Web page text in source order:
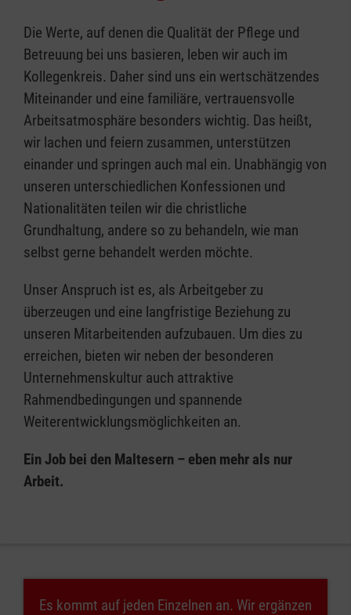
Die Werte, auf denen die Qualität der Pflege und
Betreuung bei uns basieren, leben wir auch im
Kollegenkreis. Daher sind uns ein wertschätzendes
Miteinander und eine familiäre, vertrauensvolle
Arbeitsatmosphäre besonders wichtig. Das heißt,
wir lachen und feiern zusammen, unterstützen
einander und springen auch mal ein. Unabhängig von
unseren unterschiedlichen Konfessionen und
Nationalitäten teilen wir die christliche
Grundhaltung, andere so zu behandeln, wie man
selbst gerne behandelt werden möchte.
Unser Anspruch ist es, als Arbeitgeber zu
überzeugen und eine langfristige Beziehung zu
unseren Mitarbeitenden aufzubauen. Um dies zu
erreichen, bieten wir neben der besonderen
Unternehmenskultur auch attraktive
Rahmendbedingungen und spannende
Weiterentwicklungsmöglichkeiten an.
Ein Job bei den Maltesern – eben mehr als nur
Arbeit.
Es kommt auf jeden Einzelnen an. Wir ergänzen